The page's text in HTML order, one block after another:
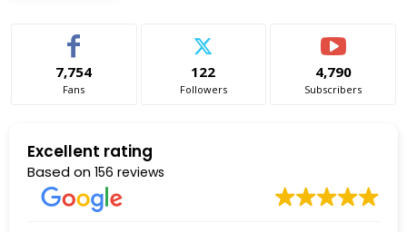
7,754
Fans
122
Followers
4,790
Subscribers
Excellent rating
Based on 156 reviews